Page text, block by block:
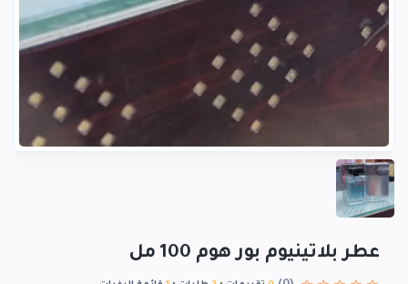
عطر بلاتينيوم بور هوم 100 مل